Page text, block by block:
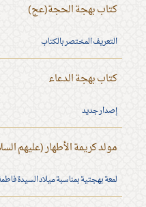
كتاب بهجة الحجة(عج)
التعريف المختصر بالكتاب
كتاب بهجة الدعاء
إصدار جديد
مولد كريمة الأطهار (عليهم
لمعة بهجتية بمناسبة ميلاد السيدة